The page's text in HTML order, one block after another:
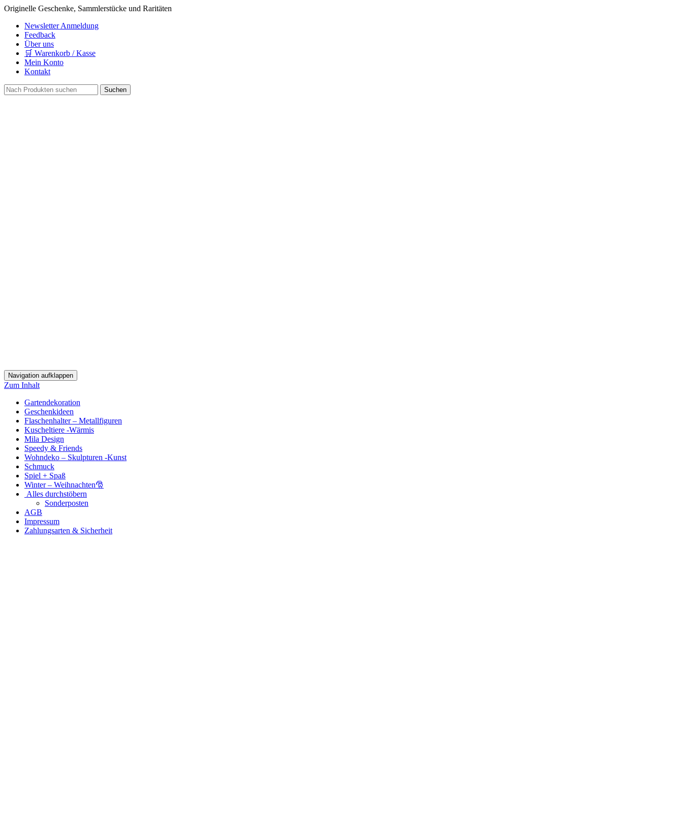
Originelle Geschenke, Sammlerstücke und Raritäten
Newsletter Anmeldung
Feedback
Über uns
🛒 Warenkorb / Kasse
Mein Konto
Kontakt
Navigation aufklappen
Zum Inhalt
Gartendekoration
Geschenkideen
Flaschenhalter – Metallfiguren
Kuscheltiere -Wärmis
Mila Design
Speedy & Friends
Wohndeko – Skulpturen -Kunst
Schmuck
Spiel + Spaß
Winter – Weihnachten🎅
Alles durchstöbern
Sonderposten
AGB
Impressum
Zahlungsarten & Sicherheit